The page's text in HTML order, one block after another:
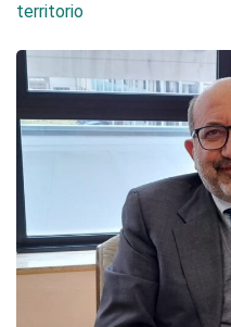
territorio